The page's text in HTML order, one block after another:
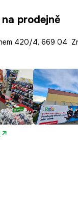
prodejně
420/4, 669 04